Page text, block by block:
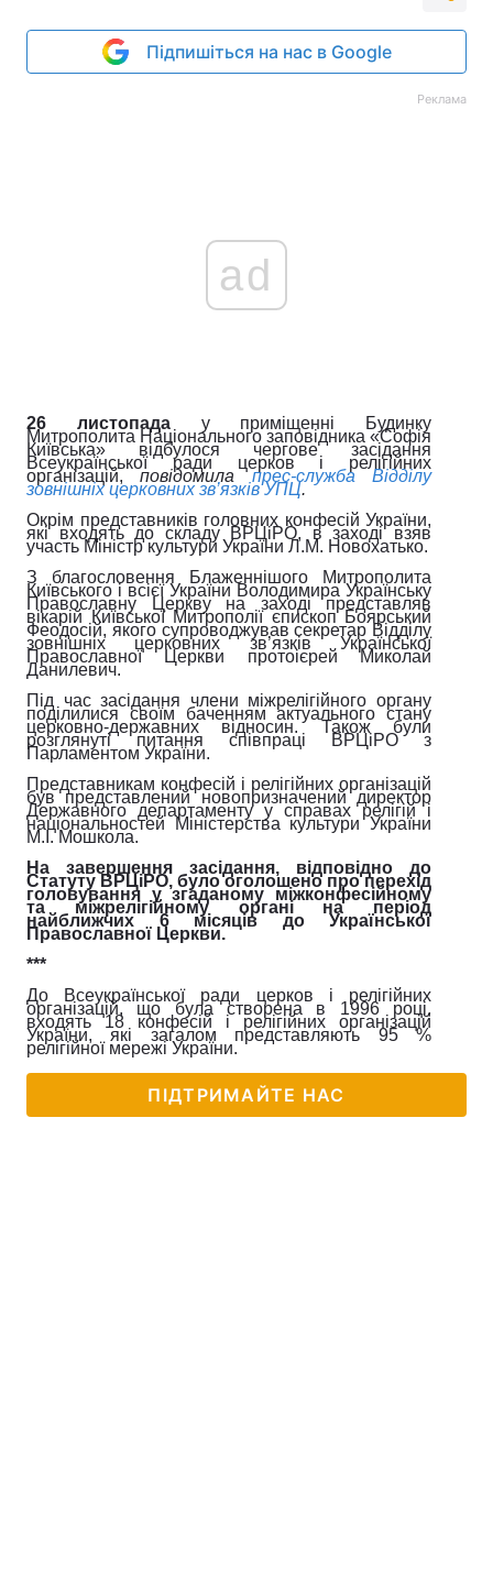
Підпишіться на нас в Google
Реклама
ad
26 листопадау приміщенні Будинку
Митрополита Національного заповідника «Софія
Київська» відбулося чергове засідання
Всеукраїнської ради церков і релігійних
організацій,повідомила прес-службаВідділу
зовнішніх церковних зв’язків УПЦ.
Окрім представників головних конфесій України,
які входять до складу ВРЦіРО, в заході взяв
участь Міністр культури України Л.М. Новохатько.
З благословення Блаженнішого Митрополита
Київського і всієї України Володимира Українську
Православну Церкву на заході представляв
вікарій Київської Митрополії єпископ Боярський
Феодосій, якого супроводжував секретар Відділу
зовнішніх церковних зв’язків Української
Православної Церкви протоієрей Миколай
Данилевич.
Під час засідання члени міжрелігійного органу
поділилися своїм баченням актуального стану
церковно-державних відносин. Також були
розглянуті питання співпраці ВРЦіРО з
Парламентом України.
Представникам конфесій і релігійних організацій
був представлений новопризначений директор
Державного департаменту у справах релігій і
національностей Міністерства культури України
М.І. Мошкола.
На завершення засідання, відповідно до
Статуту ВРЦіРО, було оголошено про перехід
головування у згаданому міжконфесійному
та міжрелігійному органі на період
найближчих 6 місяців до Української
Православної Церкви.
***
До Всеукраїнської ради церков і релігійних
організацій, що була створена в 1996 році,
входять 18 конфесій і релігійних організацій
України, які загалом представляють 95 %
релігійної мережі України.
ПІДТРИМАЙТЕ НАС